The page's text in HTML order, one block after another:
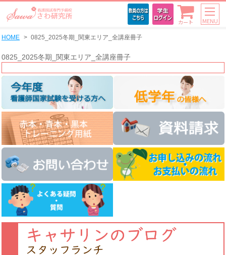
カート MENU
HOME 0825_2025冬期_関東エリア_全講座冊子
0825_2025冬期_関東エリア_全講座冊子